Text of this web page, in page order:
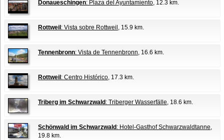
Donaueschingen: Plaza del Ayuntamiento, 12.3 km.
Rottweil : Vista sobre Rottweil , 15.9 km.
Tennenbronn: Vista de Tennenbronn, 16.6 km.
Rottweil : Centro Histórico, 17.3 km.
Triberg im Schwarzwald : Triberger Wasserfälle, 18.6 km.
Schönwald im Schwarzwald : Hotel-Gasthof Schwarzwaldtanne,
19.8 km.